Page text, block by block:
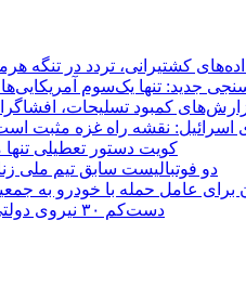
داده‌های کشتیرانی، تردد در
جدید: تنها یک‌سوم
کمبود تسلیحات،
نقشه راه غزه مثبت
کویت دستور تعطیلی
دو فوتبالیست سابق تیم ملی
برای عامل حمله با خودرو به
دست‌کم ۳۰ نیروی دولتی یمن در حملات حوثی‌ها کشته شدند